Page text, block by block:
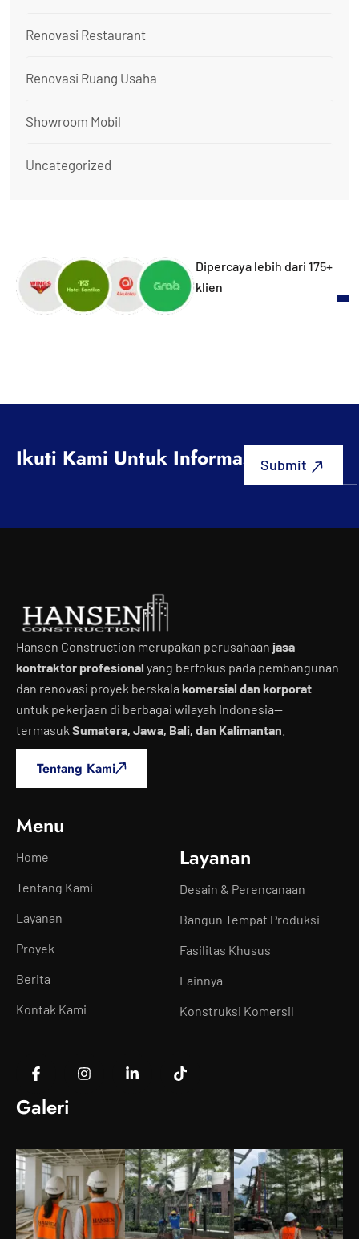
Renovasi Restaurant
Renovasi Ruang Usaha
Showroom Mobil
Uncategorized
Dipercaya lebih dari 175+
klien
Ikuti Kami Untuk Informasi Terbaru
Hansen Construction merupakan perusahaan jasa
kontraktor profesional yang berfokus pada pembangunan
dan renovasi proyek berskala komersial dan korporat
untuk pekerjaan di berbagai wilayah Indonesia—
termasuk Sumatera, Jawa, Bali, dan Kalimantan
Tentang Kami
Menu
Home
Tentang Kami
Layanan
Proyek
Berita
Kontak Kami
Layanan
Desain & Perencanaan
Bangun Tempat Produksi
Fasilitas Khusus
Lainnya
Konstruksi Komersil
Galeri